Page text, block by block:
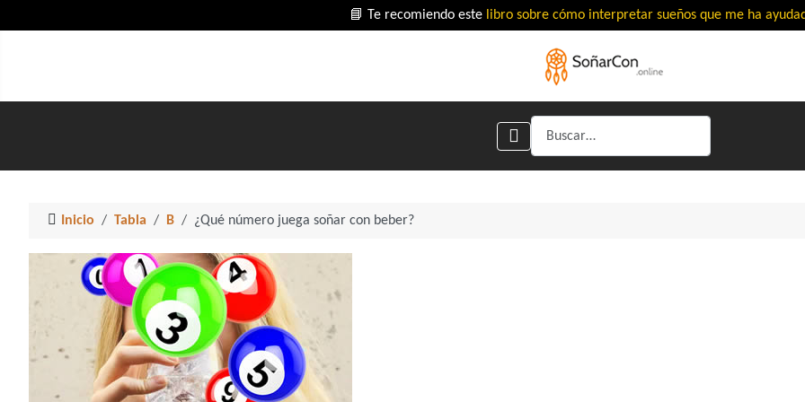
📘 Te recomiendo este libro sobre cómo interpretar sueños que me ha
Buscar
Inicio Tabla B ¿Qué número juega soñar con beber?